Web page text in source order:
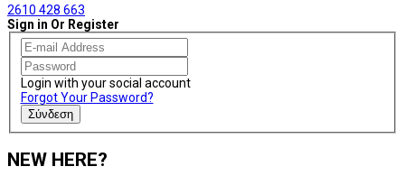
2610 428 663
Sign in Or Register
Login with your social account
Forgot Your Password?
Σύνδεση
NEW HERE?